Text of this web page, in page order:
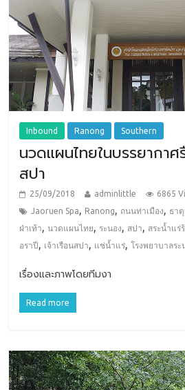
Inbound Ranong Southern
นวดแผนไทยในบรรยากาศ
สปา
25/09/2018 adminlittle 6865
Jaoruen Spa, Ranong, ถนนท่าเมือง, ธาตุ
ฝ่าเท้า,นวดแผนไทย, ระนอง, สปา, สระน้ำแร่
อราปี , เจ้าเรือนสปา, แช่น้ำแร่,โรงพยาบาลระ
เรื่องและภาพโดยทีมงา
Read more